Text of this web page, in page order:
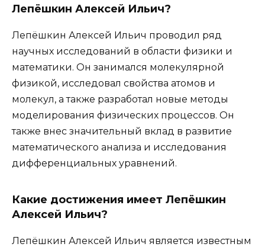
Лепёшкин Алексей Ильич?
Лепёшкин Алексей Ильич проводил ряд
научных исследований в области физики и
математики. Он занимался молекулярной
физикой, исследовал свойства атомов и
молекул, а также разработал новые методы
моделирования физических процессов. Он
также внес значительный вклад в развитие
математического анализа и исследования
дифференциальных уравнений.
Какие достижения имеет Лепёшкин
Алексей Ильич?
Лепёшкин Алексей Ильич является известным